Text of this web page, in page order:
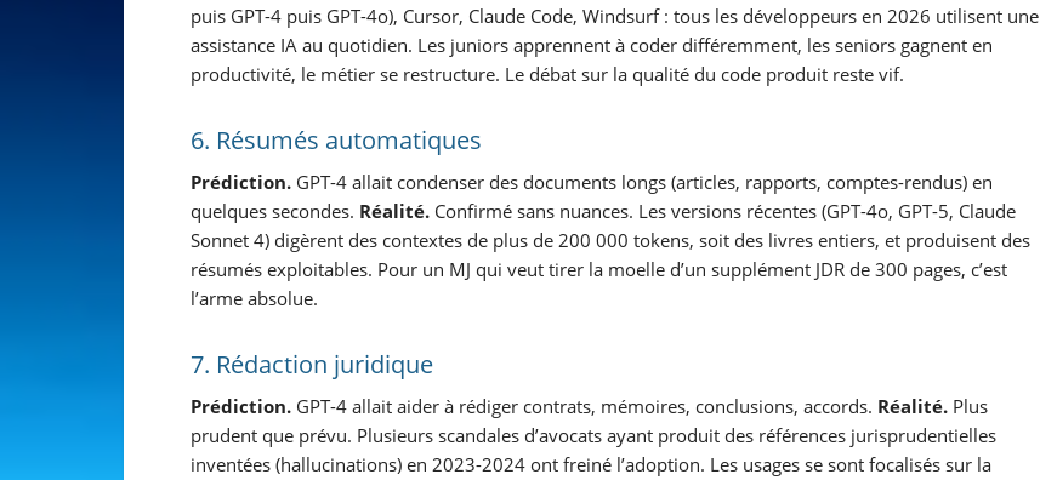
puis GPT-4 puis GPT-4o), Cursor, Claude Code, Windsurf : tous les développeurs en 2026 utilisent une
assistance IA au quotidien. Les juniors apprennent à coder différemment, les seniors gagnent en
productivité, le métier se restructure. Le débat sur la qualité du code produit reste vif.
6. Résumés automatiques
Prédiction. GPT-4 allait condenser des documents longs (articles, rapports, comptes-rendus) en
quelques secondes. Réalité. Confirmé sans nuances. Les versions récentes (GPT-4o, GPT-5, Claude
Sonnet 4) digèrent des contextes de plus de 200 000 tokens, soit des livres entiers, et produisent des
résumés exploitables. Pour un MJ qui veut tirer la moelle d’un supplément JDR de 300 pages, c’est
l’arme absolue.
7. Rédaction juridique
Prédiction. GPT-4 allait aider à rédiger contrats, mémoires, conclusions, accords. Réalité. Plus
prudent que prévu. Plusieurs scandales d’avocats ayant produit des références jurisprudentielles
inventées (hallucinations) en 2023-2024 ont freiné l’adoption. Les usages se sont focalisés sur la